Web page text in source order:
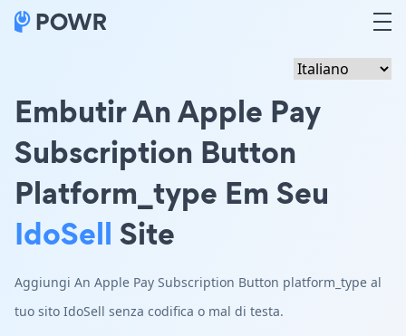
Embutir An Apple Pay
Subscription Button
Platform_type Em Seu
IdoSell Site
Aggiungi An Apple Pay Subscription Button platform_type al
tuo sito IdoSell senza codifica o mal di testa.